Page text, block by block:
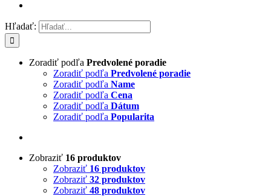
Hľadať:
Zoradiť podľa Predvolené poradie
Zoradiť podľa Predvolené poradie
Zoradiť podľa Name
Zoradiť podľa Cena
Zoradiť podľa Dátum
Zoradiť podľa Popularita
Zobraziť 16 produktov
Zobraziť 16 produktov
Zobraziť 32 produktov
Zobraziť 48 produktov